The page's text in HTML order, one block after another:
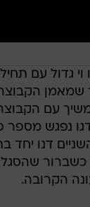
וי גדול עם
עם
נפגש מספר
דנו יחד
שהסגל
הקרובה.